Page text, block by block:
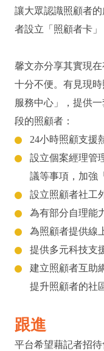
讓大眾認識照顧者
者設立「照顧者卡
馨文亦分享其實現
十分不便。有見現
服務中心」，提供
段的照顧者：
24小時照顧支援
設立個案經理管
議等事項，加強
設立照顧者社工
為有部分自理能
為照顧者提供線
提供多元科技支
建立照顧者互助
提升照顧者的社
跟進
平台希望藉記者招